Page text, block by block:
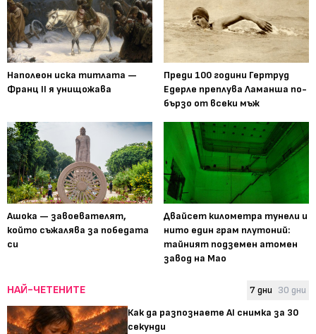
Наполеон иска титлата —
Франц II я унищожава
Преди 100 години Гертруд
Едерле преплува Ламанша по-
бързо от всеки мъж
Ашока — завоевателят,
който съжалява за победата
си
Двайсет километра тунели и
нито един грам плутоний:
тайният подземен атомен
завод на Мао
НАЙ-ЧЕТЕНИТЕ 7 дни 30 дни
Как да разпознаете AI снимка за 30
секунди